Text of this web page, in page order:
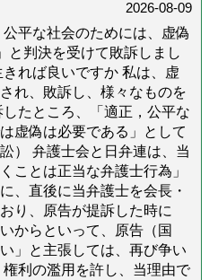
2026-08-09
平な社会のためには、虚偽
と判決を受けて敗訴しまし
ば良いですか 私は、虚
れ、敗訴し、様々なものを
たところ、「適正，公平な
虚偽は必要である」として
） 弁護士会と日弁連は、当
ことは正当な弁護士行為」
、直後に当弁護士を会長・
り、原告が提訴した時に
からといって、原告（国
」と主張しては、再び争い
利の濫用を許し、当理由で